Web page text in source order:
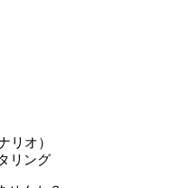
リオ）
リング